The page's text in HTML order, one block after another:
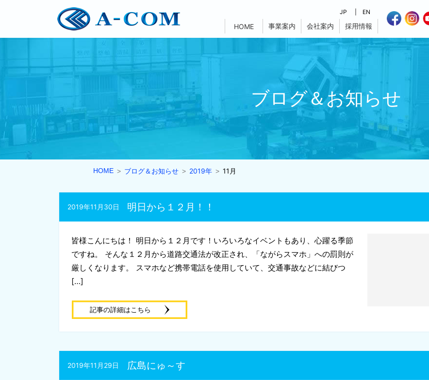
JP EN
HOME 事業案内 会社案内 採用情報
ブログ＆お知らせ
HOME ブログ＆お知らせ 2019年 11月
明日から１２月！！
2019年11月30日
皆様こんにちは！ 明日から１２月です！いろいろなイベントもあり、心躍る季節
ですね。 そんな１２月から道路交通法が改正され、「ながらスマホ」への罰則が
厳しくなります。 スマホなど携帯電話を使用していて、交通事故などに結びつ
[…]
記事の詳細はこちら
広島にゅ～す
2019年11月29日